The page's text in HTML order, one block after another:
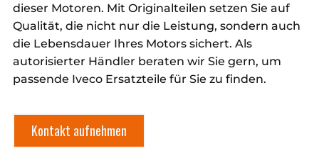
dieser Motoren. Mit Originalteilen setzen Sie auf
Qualität, die nicht nur die Leistung, sondern auch
die Lebensdauer Ihres Motors sichert. Als
autorisierter Händler beraten wir Sie gern, um
passende Iveco Ersatzteile für Sie zu finden.
Kontakt aufnehmen